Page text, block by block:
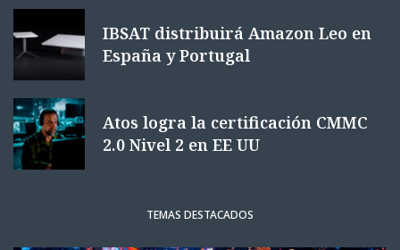
IBSAT distribuirá Amazon Leo en
España y Portugal
Atos logra la certificación CMMC
2.0 Nivel 2 en EE UU
TEMAS DESTACADOS